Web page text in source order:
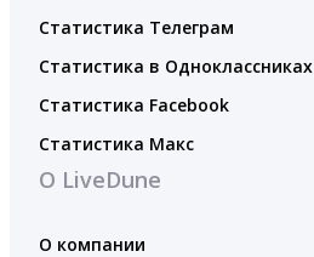
Статистика Телеграм
Статистика в Одноклассниках
Статистика Facebook
Статистика Макс
О LiveDune
О компании